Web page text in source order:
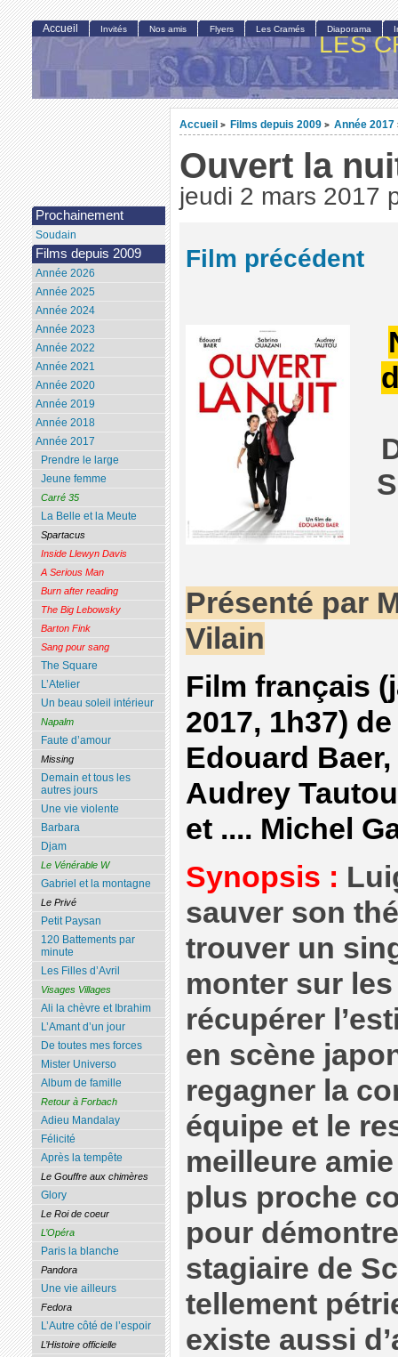
LES
Accueil > Films depuis 2009 > Année 2017
Ouvert la
jeudi 2 mars 2017
Film précédent
Présenté par
Vilain
Film français
2017, 1h37)
Edouard
Audrey
et .... Michel
Synopsis :
sauver son
trouver un
monter sur
récupérer
en scène
regagner la
équipe et le
meilleure
plus proche
pour
stagiaire de
tellement
existe aussi
Accueil Invités Nos amis Flyers Les Cramés Diaporama
Prochainement
Soudain
Films depuis 2009
Année 2026
Année 2025
Année 2024
Année 2023
Année 2022
Année 2021
Année 2020
Année 2019
Année 2018
Année 2017
Prendre le large
Jeune femme
Carré 35
La Belle et la Meute
Spartacus
Inside Llewyn Davis
A Serious Man
Burn after reading
The Big Lebowsky
Barton Fink
Sang pour sang
The Square
L’Atelier
Un beau soleil intérieur
Napalm
Faute d’amour
Missing
Demain et tous les
autres jours
Une vie violente
Barbara
Djam
Le Vénérable W
Gabriel et la montagne
Le Privé
Petit Paysan
120 Battements par
minute
Les Filles d’Avril
Visages Villages
Ali la chèvre et Ibrahim
L’Amant d’un jour
De toutes mes forces
Mister Universo
Album de famille
Retour à Forbach
Adieu Mandalay
Félicité
Après la tempête
Le Gouffre aux chimères
Glory
Le Roi de coeur
L’Opéra
Paris la blanche
Pandora
Une vie ailleurs
Fedora
L’Autre côté de l’espoir
L’Histoire officielle